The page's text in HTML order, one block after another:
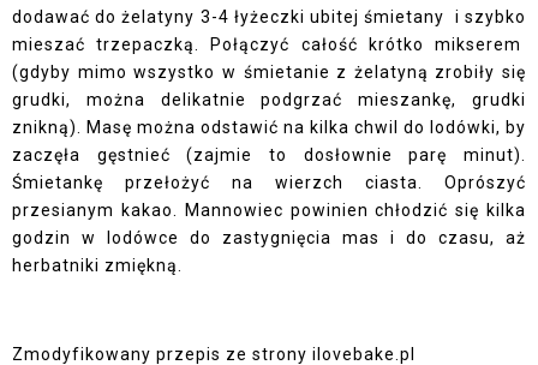
dodawać do żelatyny 3-4 łyżeczki ubitej śmietany i szybko
mieszać trzepaczką. Połączyć całość krótko mikserem
(gdyby mimo wszystko w śmietanie z żelatyną zrobiły się
grudki, można delikatnie podgrzać mieszankę, grudki
znikną). Masę można odstawić na kilka chwil do lodówki, by
zaczęła gęstnieć (zajmie to dosłownie parę minut).
Śmietankę przełożyć na wierzch ciasta. Oprószyć
przesianym kakao. Mannowiec powinien chłodzić się kilka
godzin w lodówce do zastygnięcia mas i do czasu, aż
herbatniki zmiękną.
Zmodyfikowany przepis ze strony ilovebake.pl